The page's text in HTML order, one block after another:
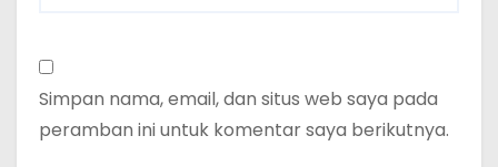
Simpan nama, email, dan situs web saya pada
peramban ini untuk komentar saya berikutnya.